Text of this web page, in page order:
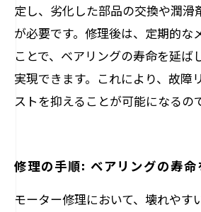
定し、劣化した部品の交換や潤滑
が必要です。修理後は、定期的な
ことで、ベアリングの寿命を延ば
実現できます。これにより、故障
ストを抑えることが可能になるの
修理の手順: ベアリングの寿
モーター修理において、壊れやす